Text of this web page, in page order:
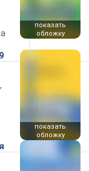
показать
обложку
показать
обложку